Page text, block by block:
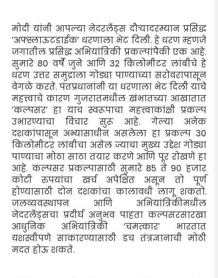
मोदी यांनी आपल्या नेदरलँड्स दौर्‍यादरम्यान प्रसिद्ध
’अफ्स्लाऊटडाईक’ धरणाला भेट दिली. हे धरण म्हणजे
जगातील प्रसिद्ध अभियांत्रिकी प्रकल्पांपैकी एक आहे.
सुमारे 80 वर्षे जुने आणि 32 किलोमीटर लांबीचे हे
धरण उत्तर समुद्राला गोड्या पाण्याच्या सरोवरापासून
वेगळे करते. पंतप्रधानांनी या धरणाला भेट दिली याचे
महत्त्वाचे कारण गुजरातमधील खंभातच्या आखातात
’कल्पसर’ हा याच स्वरूपाचा महत्त्वाकांक्षी प्रकल्प
उभारण्याचा विचार सुरू आहे. गेल्या अनेक
दशकांपासून अभ्यासाधीन असलेला हा प्रकल्प 30
किलोमीटर लांबीचा असेल ज्याचा मुख्य उद्देश गोड्या
पाण्याचा मोठा साठा तयार करणे आणि पूर रोखणे हा
आहे. कल्पसर प्रकल्पासाठी सुमारे 85 ते 90 हजार
कोटी रुपयांचा खर्च अपेक्षित असून तो पूर्ण
होण्यासाठी दोन दशकांचा कालावधी लागू शकतो.
जलव्यवस्थापन आणि अभियांत्रिकीमधील
नेदरलँड्सचा प्रदीर्घ अनुभव पाहता कल्पसरसारखा
आधुनिक अभियांत्रिकी ‘चमत्कार’ भारतात
यशस्वीपणे साकारण्यासाठी डच तंत्रज्ञानाची मोठी
मदत होऊ शकते.